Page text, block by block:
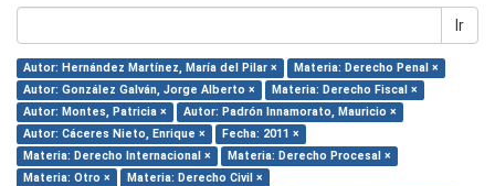
Ir
Autor: Hernández Martínez, María del Pilar ×
Materia: Derecho Penal ×
Autor: González Galván, Jorge Alberto ×
Materia: Derecho Fiscal ×
Autor: Montes, Patricia ×
Autor: Padrón Innamorato, Mauricio ×
Autor: Cáceres Nieto, Enrique ×
Fecha: 2011 ×
Materia: Derecho Internacional ×
Materia: Derecho Procesal ×
Materia: Otro ×
Materia: Derecho Civil ×